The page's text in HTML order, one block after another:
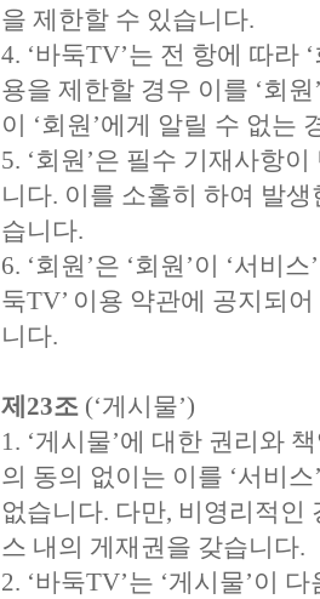
을 제한할 수 있습니다.
4. ‘바둑TV’는 전 항에 따라
용을 제한할 경우 이를 ‘회
이 ‘회원’에게 알릴 수 없는
5. ‘회원’은 필수 기재사항
니다. 이를 소홀히 하여 발
습니다.
6. ‘회원’은 ‘회원’이 ‘서비
둑TV’ 이용 약관에 공지되
니다.
제23조 (‘게시물’)
1. ‘게시물’에 대한 권리와
의 동의 없이는 이를 ‘서비
없습니다. 다만, 비영리적인
스 내의 게재권을 갖습니다.
2. ‘바둑TV’는 ‘게시물’이